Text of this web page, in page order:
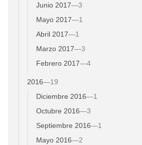
Junio 2017—3
Mayo 2017—1
Abril 2017—1
Marzo 2017—3
Febrero 2017—4
2016—19
Diciembre 2016—1
Octubre 2016—3
Septiembre 2016—1
Mayo 2016—2